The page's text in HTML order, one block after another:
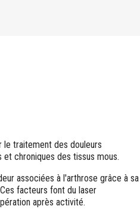
le traitement des douleurs
chroniques des tissus mous.
associées à l'arthrose grâce à sa
facteurs font du laser
après activité.